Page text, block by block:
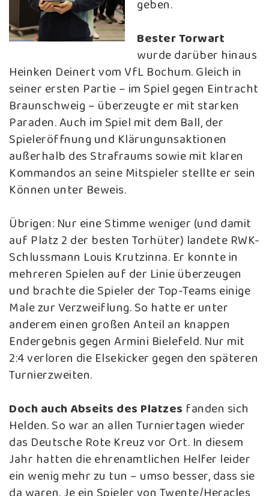
geben.
Bester Torwart
wurde darüber hinaus
Heinken Deinert vom VfL Bochum. Gleich in
seiner ersten Partie – im Spiel gegen Eintracht
Braunschweig – überzeugte er mit starken
Paraden. Auch im Spiel mit dem Ball, der
Spieleröffnung und Klärungunsaktionen
außerhalb des Strafraums sowie mit klaren
Kommandos an seine Mitspieler stellte er sein
Können unter Beweis.
Übrigen: Nur eine Stimme weniger (und damit
auf Platz 2 der besten Torhüter) landete RWK-
Schlussmann Louis Krutzinna. Er konnte in
mehreren Spielen auf der Linie überzeugen
und brachte die Spieler der Top-Teams einige
Male zur Verzweiflung. So hatte er unter
anderem einen großen Anteil an knappen
Endergebnis gegen Armini Bielefeld. Nur mit
2:4 verloren die Elsekicker gegen den späteren
Turnierzweiten.
Doch auch Abseits des Platzes fanden sich
Helden. So war an allen Turniertagen wieder
das Deutsche Rote Kreuz vor Ort. In diesem
Jahr hatten die ehrenamtlichen Helfer leider
ein wenig mehr zu tun – umso besser, dass sie